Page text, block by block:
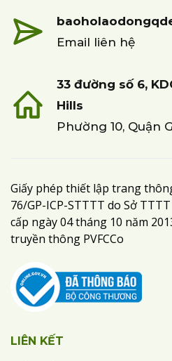
Email liên hệ
33 đường số 6,
Hills
Phường 10, Quận
Giấy phép thiết lập trang
76/GP-ICP-STTTT do Sở
cấp ngày 04 tháng 10 năm
truyền thông PVFCCo
LIÊN KẾT